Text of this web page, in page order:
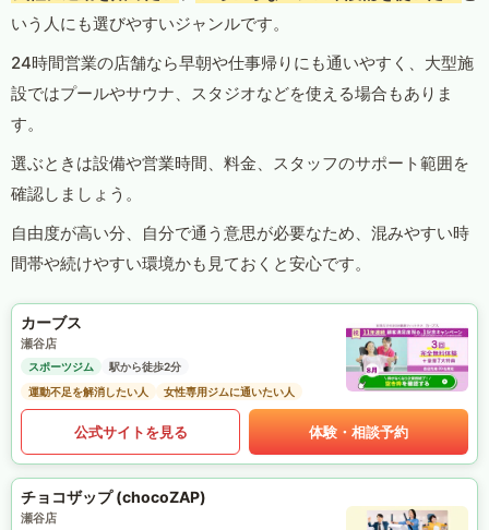
いう人にも選びやすいジャンルです。
24時間営業の店舗なら早朝や仕事帰りにも通いやすく、大型施
設ではプールやサウナ、スタジオなどを使える場合もありま
す。
選ぶときは設備や営業時間、料金、スタッフのサポート範囲を
確認しましょう。
自由度が高い分、自分で通う意思が必要なため、混みやすい時
間帯や続けやすい環境かも見ておくと安心です。
カーブス
瀬谷店
スポーツジム
駅から徒歩2分
運動不足を解消したい人
女性専用ジムに通いたい人
公式サイトを見る 体験・相談予約
チョコザップ (chocoZAP)
瀬谷店